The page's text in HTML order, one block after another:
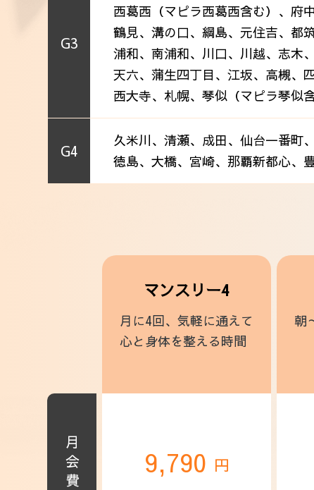
G3
西葛西（マピラ西葛西含む）、府
鶴見、溝の口、綱島、元住吉、都
浦和、南浦和、川口、川越、志木
天六、蒲生四丁目、江坂、高槻、
西大寺、札幌、琴似（マピラ琴似
G4
久米川、清瀬、成田、仙台一番町
徳島、大橋、宮崎、那覇新都心、
マンスリー4
月に4回、気軽に通えて
心と身体を整える時間
朝
月会費 9,790 円